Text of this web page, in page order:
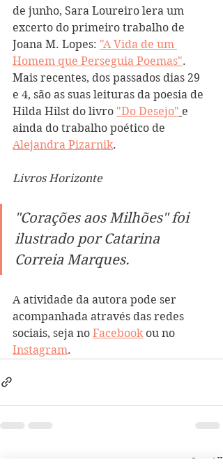
de junho, Sara Loureiro lera um
excerto do primeiro trabalho de
Joana M. Lopes: "A Vida de um
Homem que Perseguia Poemas".
Mais recentes, dos passados dias 29
e 4, são as suas leituras da poesia de
Hilda Hilst do livro "Do Desejo" e
ainda do trabalho poético de
Alejandra Pizarnik.
Livros Horizonte
"Corações aos Milhões" foi
ilustrado por Catarina
Correia Marques.
A atividade da autora pode ser
acompanhada através das redes
sociais, seja no Facebook ou no
Instagram.
See All